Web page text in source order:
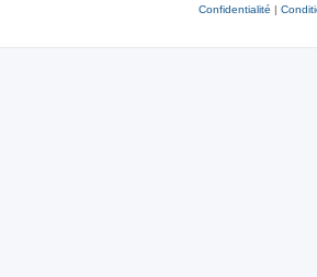
Confidentialité |